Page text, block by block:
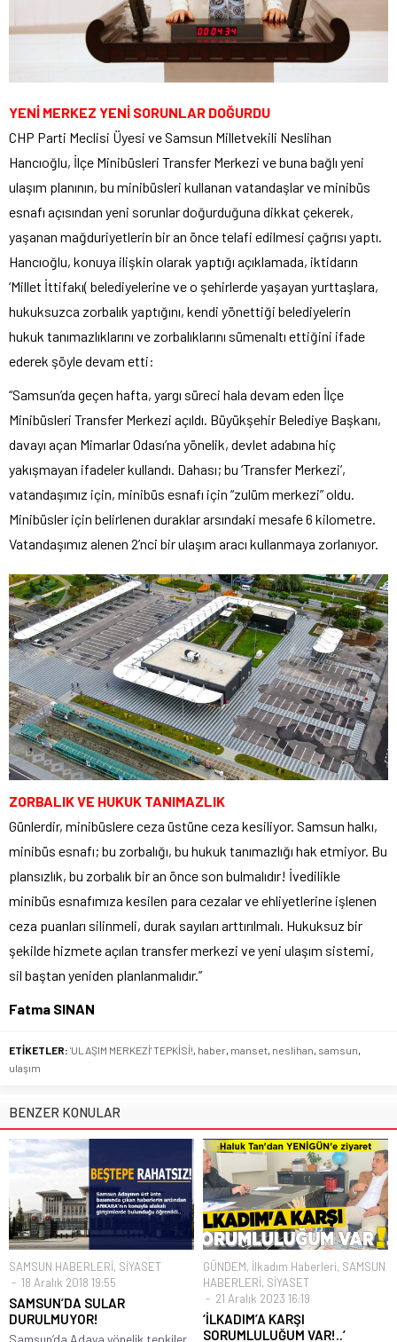
YENİ MERKEZ YENİ SORUNLAR DOĞURDU
CHP Parti Meclisi Üyesi ve Samsun Milletvekili Neslihan
Hancıoğlu, İlçe Minibüsleri Transfer Merkezi ve buna bağlı yeni
ulaşım planının, bu minibüsleri kullanan vatandaşlar ve minibüs
esnafı açısından yeni sorunlar doğurduğuna dikkat çekerek,
yaşanan mağduriyetlerin bir an önce telafi edilmesi çağrısı yaptı.
Hancıoğlu, konuya ilişkin olarak yaptığı açıklamada, iktidarın
‘Millet İttifakı( belediyelerine ve o şehirlerde yaşayan yurttaşlara,
hukuksuzca zorbalık yaptığını, kendi yönettiği belediyelerin
hukuk tanımazlıklarını ve zorbalıklarını sümenaltı ettiğini ifade
ederek şöyle devam etti:
“Samsun’da geçen hafta, yargı süreci hala devam eden İlçe
Minibüsleri Transfer Merkezi açıldı. Büyükşehir Belediye Başkanı,
davayı açan Mimarlar Odası’na yönelik, devlet adabına hiç
yakışmayan ifadeler kullandı. Dahası; bu ‘Transfer Merkezi’,
vatandaşımız için, minibüs esnafı için “zulüm merkezi” oldu.
Minibüsler için belirlenen duraklar arsındaki mesafe 6 kilometre.
Vatandaşımız alenen 2’nci bir ulaşım aracı kullanmaya zorlanıyor.
ZORBALIK VE HUKUK TANIMAZLIK
Günlerdir, minibüslere ceza üstüne ceza kesiliyor. Samsun halkı,
minibüs esnafı; bu zorbalığı, bu hukuk tanımazlığı hak etmiyor. Bu
plansızlık, bu zorbalık bir an önce son bulmalıdır! İvedilikle
minibüs esnafımıza kesilen para cezalar ve ehliyetlerine işlenen
ceza puanları silinmeli, durak sayıları arttırılmalı. Hukuksuz bir
şekilde hizmete açılan transfer merkezi ve yeni ulaşım sistemi,
sil baştan yeniden planlanmalıdır.”
Fatma SINAN
ETİKETLER: 'ULAŞIM MERKEZİ' TEPKİSİ!, haber, manset, neslihan, samsun,
ulaşım
BENZER KONULAR
SAMSUN HABERLERİ, SİYASET
18 Aralık 2018 19:55
SAMSUN’DA SULAR
DURULMUYOR!
GÜNDEM, İlkadım Haberleri, SAMSUN
HABERLERİ, SİYASET
21 Aralık 2023 16:19
‘İLKADIM’A KARŞI
SORUMLULUĞUM VAR!..’